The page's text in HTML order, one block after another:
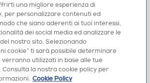
portatile TAMS60Y/00-
una migliore esperienza di
per personalizzare contenuti ed
che siano aderenti ai tuoi interessi,
dei social media ed analizzare le
nostro sito. Selezionando
cookie” ti sarà possibile determinare
verranno utilizzati in base alle tue
la nostra cookie policy per
Cookie Policy